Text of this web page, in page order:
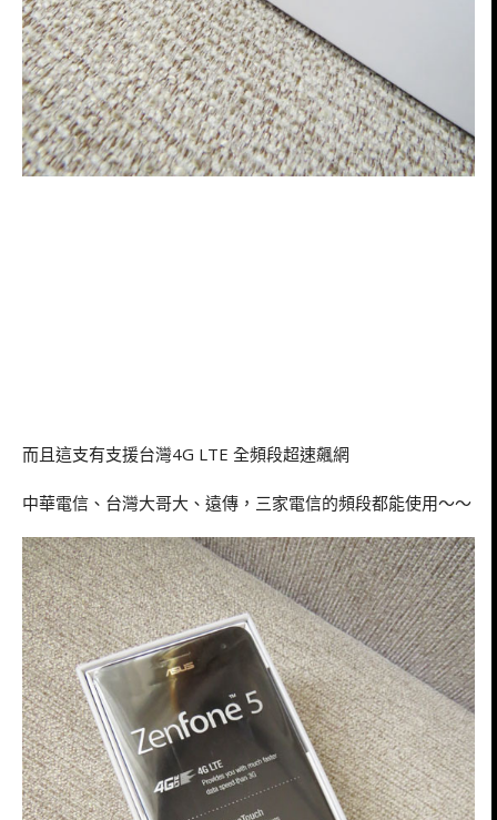
而且這支有支援台灣4G LTE 全頻段超速飆網
中華電信、台灣大哥大、遠傳，三家電信的頻段都能使用～～